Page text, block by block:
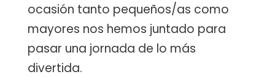
ocasión tanto pequeños/as como
mayores nos hemos juntado para
pasar una jornada de lo más
divertida.